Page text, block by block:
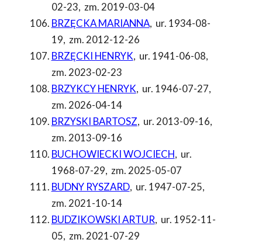
02-23, zm. 2019-03-04
BRZĘCKA MARIANNA, ur. 1934-08-
19, zm. 2012-12-26
BRZĘCKI HENRYK, ur. 1941-06-08,
zm. 2023-02-23
BRZYKCY HENRYK, ur. 1946-07-27,
zm. 2026-04-14
BRZYSKI BARTOSZ, ur. 2013-09-16,
zm. 2013-09-16
BUCHOWIECKI WOJCIECH, ur.
1968-07-29, zm. 2025-05-07
BUDNY RYSZARD, ur. 1947-07-25,
zm. 2021-10-14
BUDZIKOWSKI ARTUR, ur. 1952-11-
05, zm. 2021-07-29